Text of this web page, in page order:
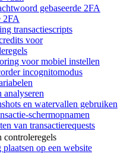
gebaseerde 2FA
2FA
transactiescripts
voor
voor mobiel instellen
incognitomodus
analyseren
en watervallen gebruiken
schermopnamen
van transactierequests
controleregels
op een website